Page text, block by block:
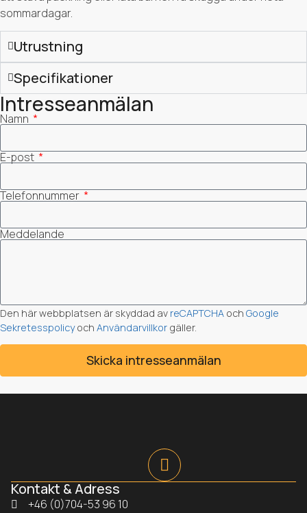
sommardagar.
Utrustning
Specifikationer
Intresseanmälan
Namn
E-post
Telefonnummer
Meddelande
Den här webbplatsen är skyddad av reCAPTCHA och Google
Sekretesspolicyoch Användarvillkor gäller.
Skicka intresseanmälan
Kontakt & Adress
+46 (0)704-53 96 10